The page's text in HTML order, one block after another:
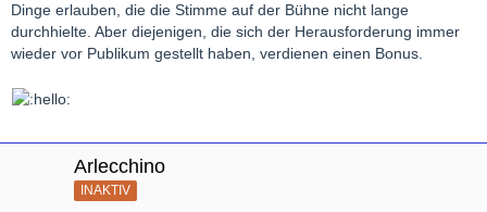
Dinge erlauben, die die Stimme auf der Bühne nicht lange
durchhielte. Aber diejenigen, die sich der Herausforderung immer
wieder vor Publikum gestellt haben, verdienen einen Bonus.
Arlecchino
INAKTIV